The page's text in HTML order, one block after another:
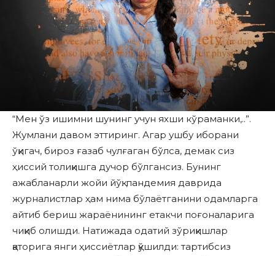
“Мен ўз ишимни шунинг учун яхши кўраманки,..”.
Жумлани давом эттиринг. Агар ушбу иборани
ўқигач, бироз ғазаб чулғаган бўлса, демак сиз
ҳиссий толиқишга дучор бўлгансиз. Бунинг
ажабланарли жойи йўқ: пандемия даврида
журналистлар ҳам нима бўлаётганини одамларга
айтиб бериш жараёнининг етакчи поғоналарига
чиқиб олишди. Натижада одатий зўриқишлар
қаторига янги ҳиссиётлар қўшилди: тартибсиз